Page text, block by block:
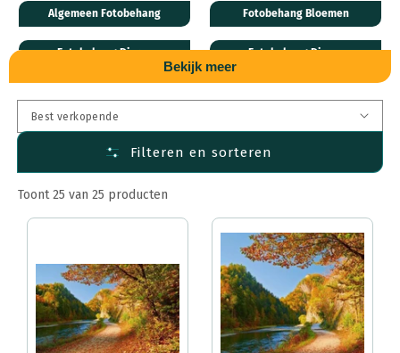
Algemeen Fotobehang Fotobehang Bloemen
Fotobehang Dieren Fotobehang Disney
Fotobehang Transport Fotobehang Leveranciers
Fotobehang Materiaal Fotobehang per ruimte
Bekijk meer
Filteren en sorteren
Toont 25 van 25 producten